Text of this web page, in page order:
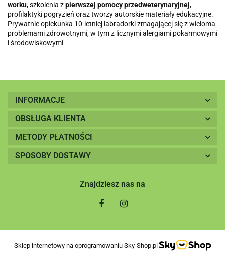
worku, szkolenia zpierwszej pomocy przedweterynaryjnej,
profilaktyki pogryzień oraz tworzy autorskie materiały edukacyjne.
Prywatnie opiekunka 10-letniej labradorki zmagającej się z wieloma
problemami zdrowotnymi, w tym z licznymi alergiami pokarmowymi
i środowiskowymi
INFORMACJE
OBSŁUGA KLIENTA
METODY PŁATNOŚCI
SPOSOBY DOSTAWY
Znajdziesz nas na
Sklep internetowy na oprogramowaniu Sky-Shop.pl